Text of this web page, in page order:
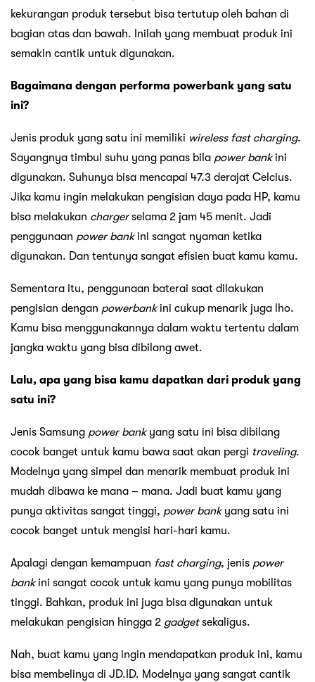
kekurangan produk tersebut bisa tertutup oleh bahan di
bagian atas dan bawah. Inilah yang membuat produk ini
semakin cantik untuk digunakan.
Bagaimana dengan performa powerbank yang satu
ini?
Jenis produk yang satu ini memiliki wireless fast charging.
Sayangnya timbul suhu yang panas bila power bankini
digunakan. Suhunya bisa mencapai 47.3 derajat Celcius.
Jika kamu ingin melakukan pengisian daya pada HP, kamu
bisa melakukan chargerselama 2 jam 45 menit. Jadi
penggunaan power bankini sangat nyaman ketika
digunakan. Dan tentunya sangat efisien buat kamu kamu.
Sementara itu, penggunaan baterai saat dilakukan
pengisian dengan powerbankini cukup menarik juga lho.
Kamu bisa menggunakannya dalam waktu tertentu dalam
jangka waktu yang bisa dibilang awet.
Lalu, apa yang bisa kamu dapatkan dari produk yang
satu ini?
Jenis Samsung power bankyang satu ini bisa dibilang
cocok banget untuk kamu bawa saat akan pergi traveling.
Modelnya yang simpel dan menarik membuat produk ini
mudah dibawa ke mana – mana. Jadi buat kamu yang
punya aktivitas sangat tinggi, power bankyang satu ini
cocok banget untuk mengisi hari-hari kamu.
Apalagi dengan kemampuan fast charging, jenis power
bankini sangat cocok untuk kamu yang punya mobilitas
tinggi. Bahkan, produk ini juga bisa digunakan untuk
melakukan pengisian hingga 2 gadgetsekaligus.
Nah, buat kamu yang ingin mendapatkan produk ini, kamu
bisa membelinya di JD.ID. Modelnya yang sangat cantik